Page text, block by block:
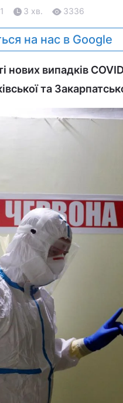
3 хв. 3336
на нас в Google
нових випадків
та